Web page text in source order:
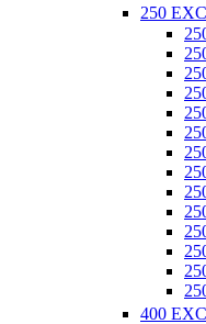
250
400